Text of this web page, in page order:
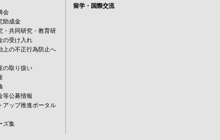
会
助成金
・共同研究・教育研
の受け入れ
上の不正行為防止へ
の取り扱い
等公募情報
アップ推進ポータル
ズ集
留学・国際交流